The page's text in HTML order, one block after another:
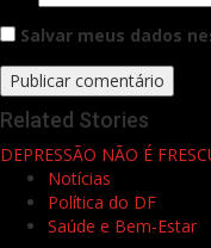
Salvar meus dados
Related Stories
DEPRESSÃO NÃO É
Notícias
Política do DF
Saúde e Bem-Estar